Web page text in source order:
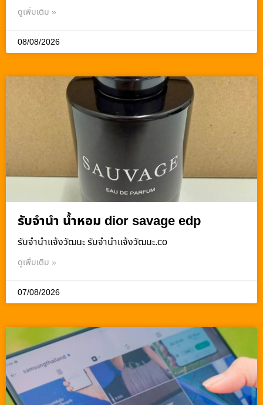
ดูเพิ่มเติม »
08/08/2026
รับจำนำ น้ำหอม dior savage edp
รับจํานําแจ้งวัฒนะ รับจํานําแจ้งวัฒนะ.co
ดูเพิ่มเติม »
07/08/2026